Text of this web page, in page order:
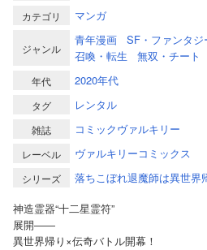
カテゴリ マンガ
ジャンル
青年漫画 SF・ファンタジ
召喚・転生
無双・チート
年代 2020年代
タグ レンタル
雑誌 コミックヴァルキリー
レーベル ヴァルキリーコミックス
シリーズ
落ちこぼれ退魔師は異世界
神造霊器“十二星霊符”
展開――
異世界帰り×伝奇バトル開幕！